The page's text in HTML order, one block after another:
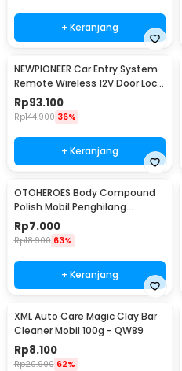
+ Keranjang
NEWPIONEER Car Entry System
Remote Wireless 12V Door Lock
Mobil - CK18
Rp93.100
Rp144.900 36%
+ Keranjang
OTOHEROES Body Compound
Polish Mobil Penghilang
Goresan 15g with Spons - YYC-
508
Rp7.000
Rp18.900 63%
+ Keranjang
XML Auto Care Magic Clay Bar
Cleaner Mobil 100g - QW89
Rp8.100
Rp20.900 62%